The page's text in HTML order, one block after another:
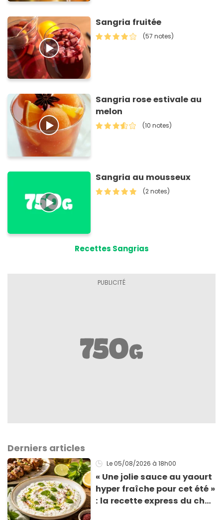
Sangria fruitée
(57 notes)
Sangria rose estivale au
melon
(10 notes)
Sangria au mousseux
(2 notes)
Recettes Sangrias
Derniers articles
Le 05/08/2026 à 18h00
« Une jolie sauce au yaourt
hyper fraîche pour cet été »
: la recette express du chef